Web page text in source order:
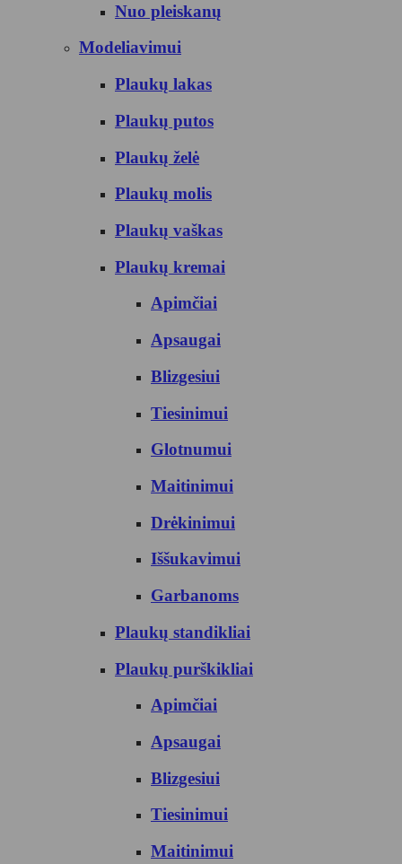
Nuo pleiskanų
Modeliavimui
Plaukų lakas
Plaukų putos
Plaukų želė
Plaukų molis
Plaukų vaškas
Plaukų kremai
Apimčiai
Apsaugai
Blizgesiui
Tiesinimui
Glotnumui
Maitinimui
Drėkinimui
Iššukavimui
Garbanoms
Plaukų standikliai
Plaukų purškikliai
Apimčiai
Apsaugai
Blizgesiui
Tiesinimui
Maitinimui